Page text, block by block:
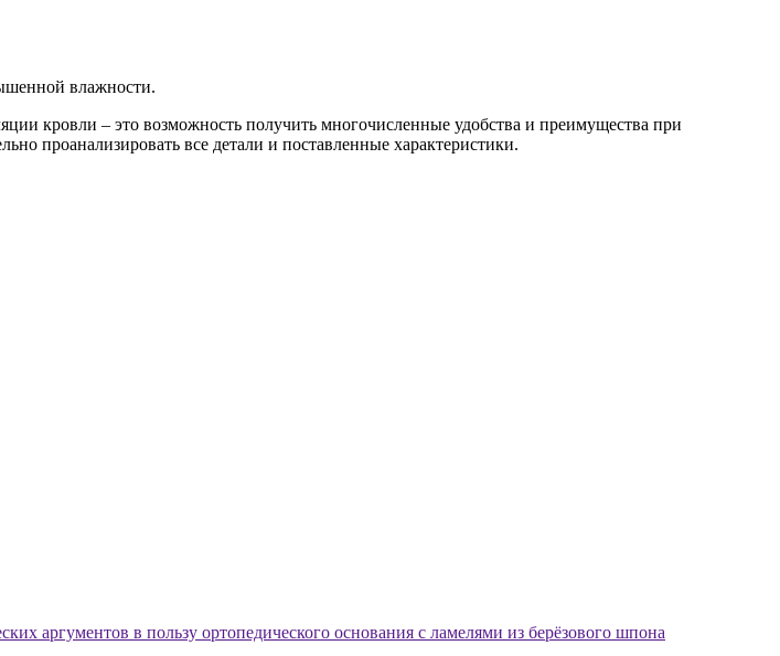
влажности.
кровли – это возможность получить многочисленные удобства и преимущества при
проанализировать все детали и поставленные характеристики.
аргументов в пользу ортопедического основания с ламелями из берёзового шпона